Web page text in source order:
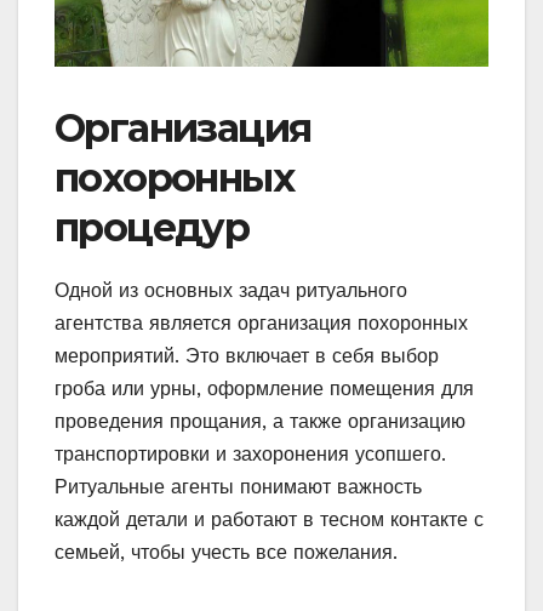
Организация
похоронных
процедур
Одной из основных задач ритуального
агентства является организация похоронных
мероприятий. Это включает в себя выбор
гроба или урны, оформление помещения для
проведения прощания, а также организацию
транспортировки и захоронения усопшего.
Ритуальные агенты понимают важность
каждой детали и работают в тесном контакте с
семьей, чтобы учесть все пожелания.